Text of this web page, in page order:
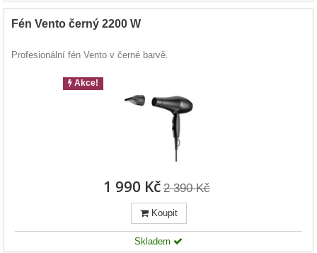
Fén Vento černý 2200 W
Profesionální fén Vento v černé barvě.
Akce!
1 990 Kč 2 390 Kč
Koupit
Skladem